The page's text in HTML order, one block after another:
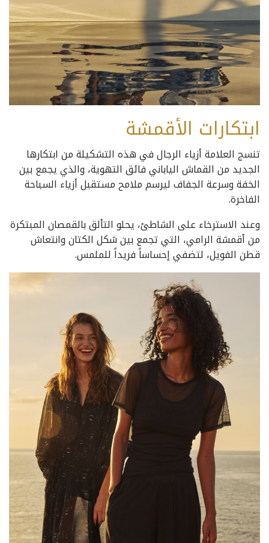
ابتكارات الأقمشة
تنسج العلامة أزياء الرجال في هذه التشكيلة من ابتكارها
الجديد من القماش الياباني فائق التهوية، والذي يجمع بين
الخفة وسرعة الجفاف ليرسم ملامح مستقبل أزياء السباحة
الفاخرة.
وعند الاسترخاء على الشاطئ، يحلو التألق بالقمصان المبتكرة
من أقمشة الرامي، التي تجمع بين شكل الكتان وانتعاش
قطن الفويل، لتضفي إحساساً فريداً للملمس.